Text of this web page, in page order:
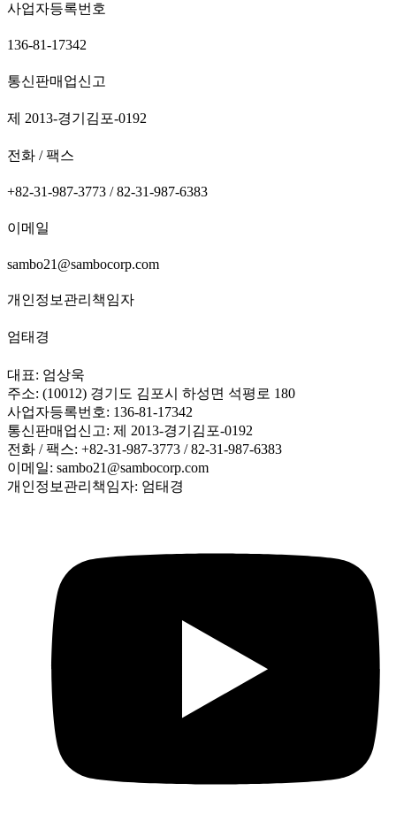
사업자등록번호
136-81-17342
통신판매업신고
제 2013-경기김포-0192
전화 / 팩스
+82-31-987-3773 / 82-31-987-6383
이메일
sambo21@sambocorp.com
개인정보관리책임자
엄태경
대표: 엄상욱
주소: (10012) 경기도 김포시 하성면 석평로 180
사업자등록번호: 136-81-17342
통신판매업신고: 제 2013-경기김포-0192
전화 / 팩스: +82-31-987-3773 / 82-31-987-6383
이메일: sambo21@sambocorp.com
개인정보관리책임자: 엄태경